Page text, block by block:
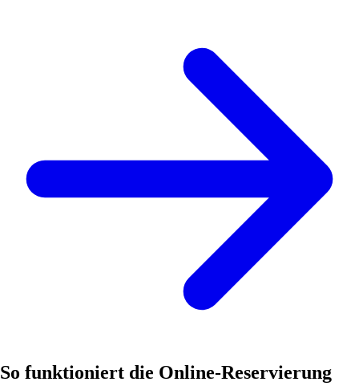
So funktioniert die Online-Reservierung